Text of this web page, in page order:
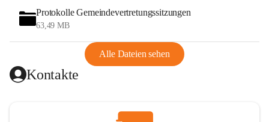
Protokolle Gemeindevertretungssitzungen
63,49 MB
Alle Dateien sehen
Kontakte